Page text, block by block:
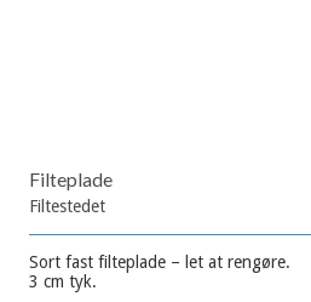
Filteplade
Filtestedet
Sort fast filteplade – let at rengøre.
3 cm tyk.